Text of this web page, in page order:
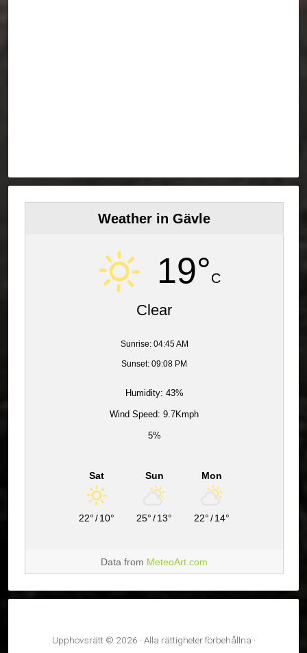
Weather in Gävle
19°C
Clear
Sunrise: 04:45 AM
Sunset: 09:08 PM
Humidity: 43%
Wind Speed: 9.7Kmph
5%
Sat
22°/10°
Sun
25°/13°
Mon
22°/14°
Data from MeteoArt.com
Upphovsrätt © 2026 · Alla rättigheter förbehållna ·